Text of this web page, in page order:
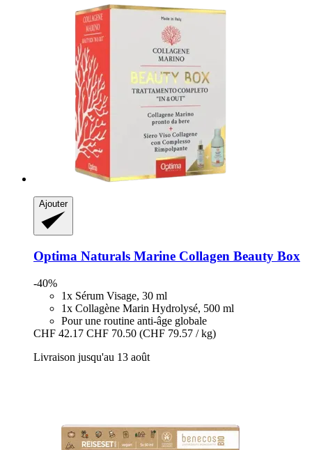
Ajouter
Optima Naturals Marine Collagen Beauty Box
-40%
1x Sérum Visage, 30 ml
1x Collagène Marin Hydrolysé, 500 ml
Pour une routine anti-âge globale
CHF 42.17 CHF 70.50 (CHF 79.57 / kg)
Livraison jusqu'au 13 août